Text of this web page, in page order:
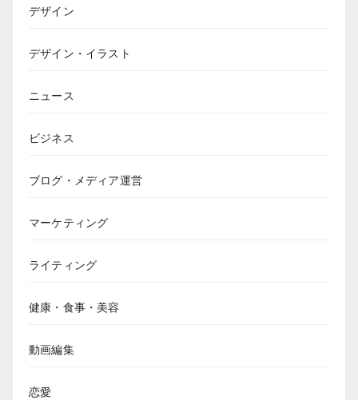
デザイン
デザイン・イラスト
ニュース
ビジネス
ブログ・メディア運営
マーケティング
ライティング
健康・食事・美容
動画編集
恋愛